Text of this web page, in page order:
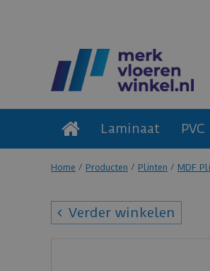
Home Producten Plinten MDF
Laminaat PVC
Verder winkelen